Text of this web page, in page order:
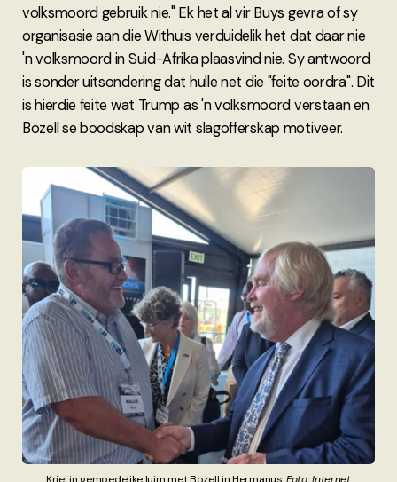
volksmoord gebruik nie." Ek het al vir Buys gevra of sy
organisasie aan die Withuis verduidelik het dat daar nie
'n volksmoord in Suid-Afrika plaasvind nie. Sy antwoord
is sonder uitsondering dat hulle net die "feite oordra". Dit
is hierdie feite wat Trump as 'n volksmoord verstaan en
Bozell se boodskap van wit slagofferskap motiveer.